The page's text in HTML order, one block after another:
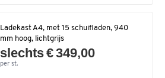
Ladekast A4, met 15 schuifladen, 940
mm hoog, lichtgrijs
slechts € 349,00
per st.